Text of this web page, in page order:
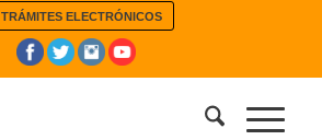
TRÁMITES ELECTRÓNICOS